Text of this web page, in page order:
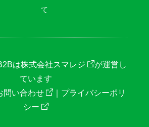
て
は株式会社スマレジ
が運営し
ています
問い合わせ ｜ プライバシーポリ
シー